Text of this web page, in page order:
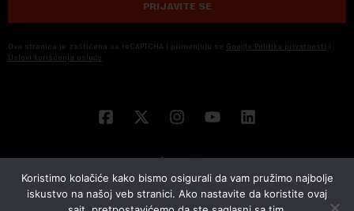
PRIJAVITE SE
Ova stranica je zaštićena sa reCAPTCHA i primenjuju se Google Politika privatnosti i
Uslovi korišćenja usluge
Koristimo kolačiće kako bismo osigurali da vam pružimo najbolje
iskustvo na našoj veb stranici. Ako nastavite da koristite ovaj